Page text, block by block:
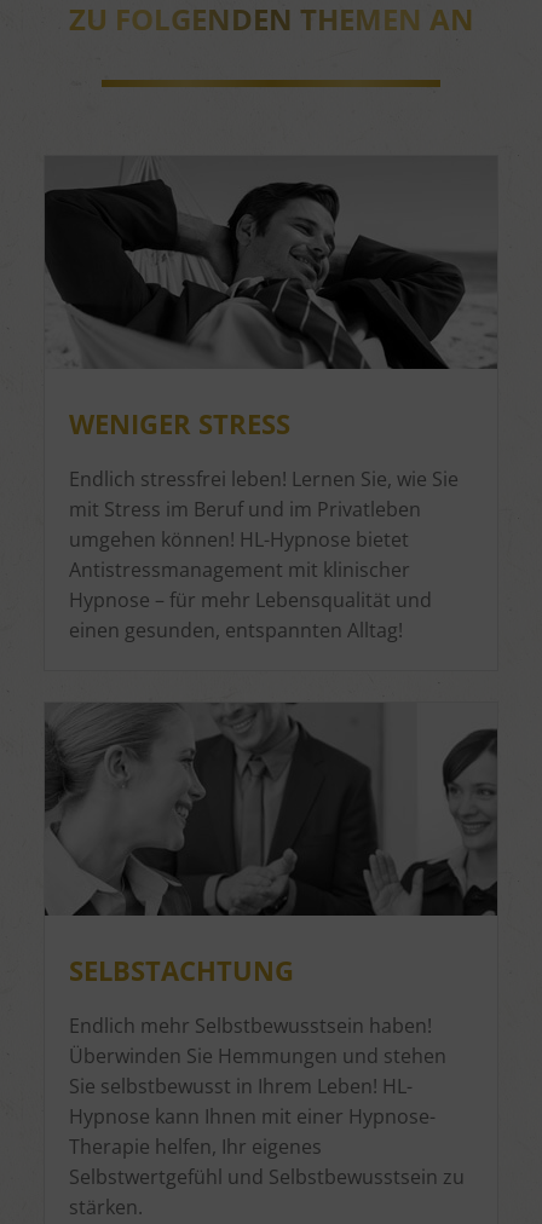
ZU FOLGENDEN THEMEN AN
WENIGER STRESS
Endlich stressfrei leben! Lernen Sie, wie Sie
mit Stress im Beruf und im Privatleben
umgehen können! HL-Hypnose bietet
Antistressmanagement mit klinischer
Hypnose – für mehr Lebensqualität und
einen gesunden, entspannten Alltag!
SELBSTACHTUNG
Endlich mehr Selbstbewusstsein haben!
Überwinden Sie Hemmungen und stehen
Sie selbstbewusst in Ihrem Leben! HL-
Hypnose kann Ihnen mit einer Hypnose-
Therapie helfen, Ihr eigenes
Selbstwertgefühl und Selbstbewusstsein zu
stärken.